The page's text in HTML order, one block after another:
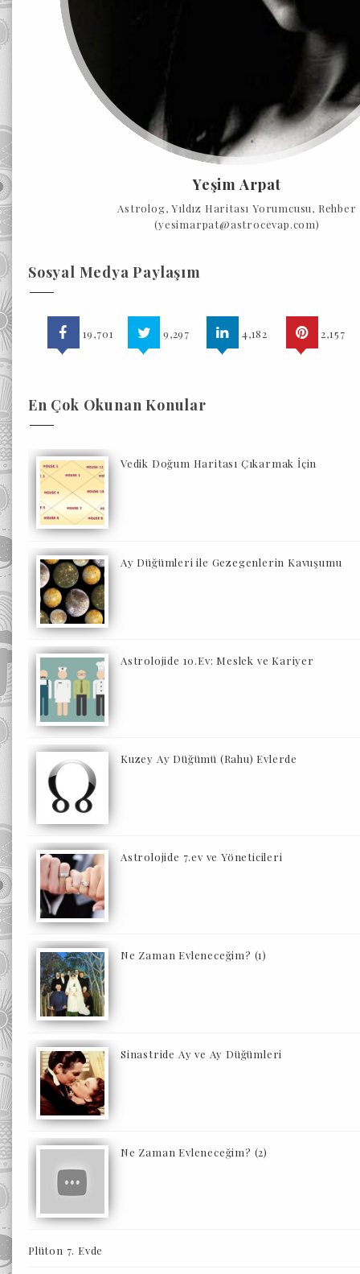
Yeşim Arpat
Astrolog, Yıldız Haritası Yorumcusu, Rehber
(yesimarpat@astrocevap.com)
Sosyal Medya Paylaşım
19,701 9,297 4,182 2,157
En Çok Okunan Konular
Vedik Doğum Haritası Çıkarmak İçin
Ay Düğümleri ile Gezegenlerin Kavuşumu
Astrolojide 10.Ev: Meslek ve Kariyer
Kuzey Ay Düğümü (Rahu) Evlerde
Astrolojide 7.ev ve Yöneticileri
Ne Zaman Evleneceğim? (1)
Sinastride Ay ve Ay Düğümleri
Ne Zaman Evleneceğim? (2)
Plüton 7. Evde